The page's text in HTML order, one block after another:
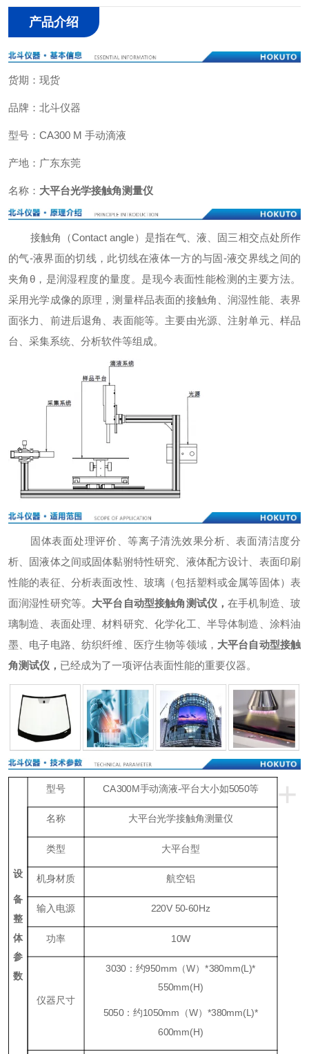
产品介绍
货期：现货
品牌：北斗仪器
型号：CA300 M 手动滴液
产地：广东东莞
名称： 大平台光学接触角测量仪
接触角（Contact angle）是指在气、液、固三相交点处所作
的气-液界面的切线，此切线在液体一方的与固-液交界线之间的
夹角θ，是润湿程度的量度。是现今表面性能检测的主要方法。
采用光学成像的原理，测量样品表面的接触角、润湿性能、表界
面张力、前进后退角、表面能等。主要由光源、注射单元、样品
台、采集系统、分析软件等组成。
固体表面处理评价、等离子清洗效果分析、表面清洁度分
析、固液体之间或固体黏驸特性研究、液体配方设计、表面印刷
性能的表征、分析表面改性、玻璃（包括塑料或金属等固体）表
面润湿性研究等。 大平台自动型接触角测试仪 ，在手机制造、玻
璃制造、表面处理、材料研究、化学化工、半导体制造、涂料油
墨、电子电路、纺织纤维、医疗生物等领域， 大平台自动型接触
角测试仪 ， 已经成为了一项评估表面性能的重要仪器。
+
设
备
整
体
参
数
型号 CA300M手动滴液-平台大小如5050等
名称 大平台光学接触角测量仪
类型 大平台型
机身材质 航空铝
输入电源 220V 50-60Hz
功率 10W
仪器尺寸
3030：约950mm（W）*380mm(L)*
550mm(H)
5050：约1050mm（W）*380mm(L)*
600mm(H)